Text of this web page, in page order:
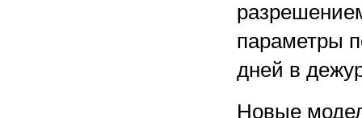
параметры
дней в
Новые